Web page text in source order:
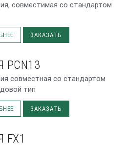
совместимая со стандартом
ЗАКАЗАТЬ
PCN13
совместная со стандартом
тип
ЗАКАЗАТЬ
FX1